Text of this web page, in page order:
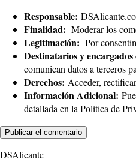
Responsable:
Finalidad: Moderar los
Legitimación: Por
Destinatarios y
comunican datos a terceros
Derechos: Acceder,
Información Adicional:
detallada en la Política de
DSAlicante